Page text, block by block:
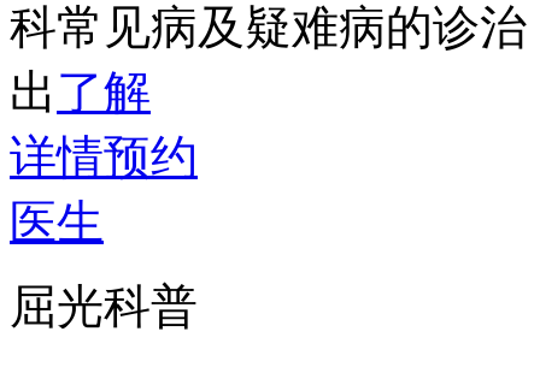
科常见病及疑难病的诊
出 了解
详情预约
医生
屈光科普